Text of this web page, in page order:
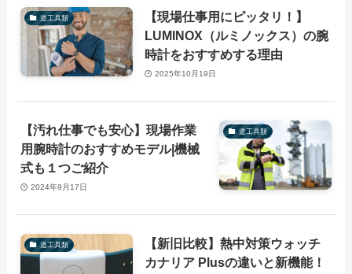
道工具類
【現場仕事用にピッタリ！】
LUMINOX（ルミノックス）の腕
時計をおすすめする理由
2025年10月19日
道工具類
【汚れ仕事でも安心】現場作業
用腕時計のおすすめモデル|機械
式も１つご紹介
2024年9月17日
道工具類
【新旧比較】熱中対策ウォッチ
カナリア Plusの違いと新機能！